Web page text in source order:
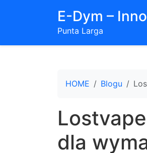
E-Dym –
Punta Larga
HOME Blogu
dla